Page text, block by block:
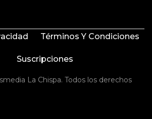
Términos Y Condiciones
Suscripciones
La Chispa. Todos los derechos